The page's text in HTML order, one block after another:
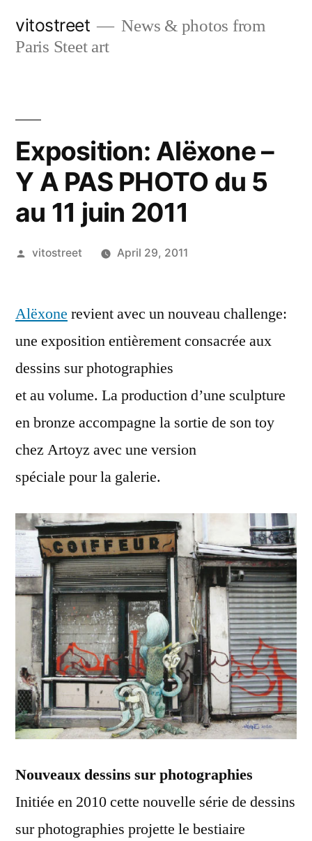
vitostreet
News & photos from
Paris Steet art
Exposition: Alëxone –
Y A PAS PHOTO du 5
au 11 juin 2011
Posted
vitostreet April 29, 2011
Alëxone revient avec un nouveau challenge:
une exposition entièrement consacrée aux
dessins sur photographies
et au volume. La production d’une sculpture
en bronze accompagne la sortie de son toy
chez Artoyz avec une version
spéciale pour la galerie.
Nouveaux dessins sur photographies
Initiée en 2010 cette nouvelle série de dessins
sur photographies projette le bestiaire